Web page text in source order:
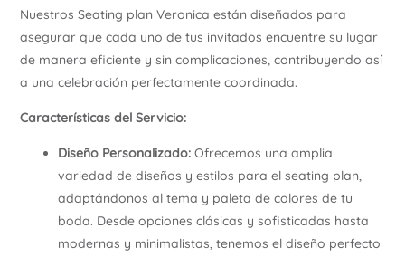
Nuestros Seating plan Veronica están diseñados para
asegurar que cada uno de tus invitados encuentre su lugar
de manera eficiente y sin complicaciones, contribuyendo así
a una celebración perfectamente coordinada.
Características del Servicio:
Diseño Personalizado:Ofrecemos una amplia
variedad de diseños y estilos para el seating plan,
adaptándonos al tema y paleta de colores de tu
boda. Desde opciones clásicas y sofisticadas hasta
modernas y minimalistas, tenemos el diseño perfecto